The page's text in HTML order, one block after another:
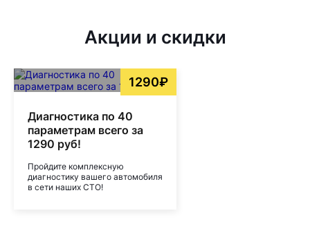
Акции и скидки
1290₽
Диагностика по 40
параметрам всего за
1290 руб!
Пройдите комплексную
диагностику вашего автомобиля
в сети наших СТО!